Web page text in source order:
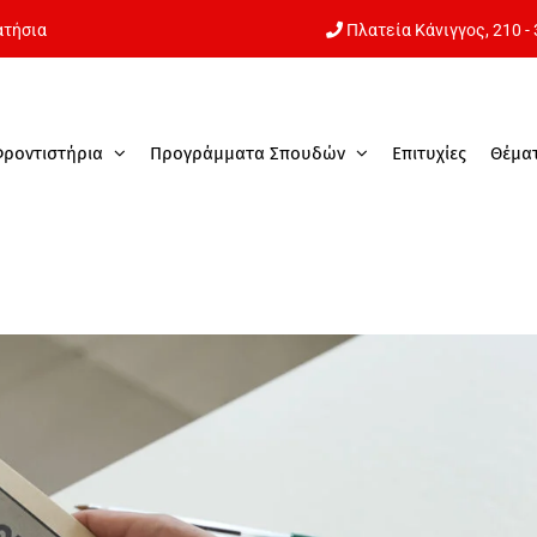
Πλατεία Κάνιγγος,210 -
Προγράμματα Σπουδών Επιτυχίες